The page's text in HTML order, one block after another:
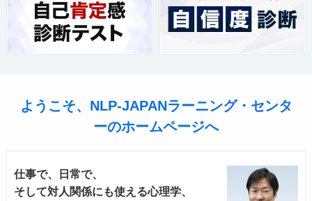
ようこそ、NLP-JAPANラーニング・センタ
ーのホームページへ
仕事で、日常で、
そして対人関係にも使える心理学、